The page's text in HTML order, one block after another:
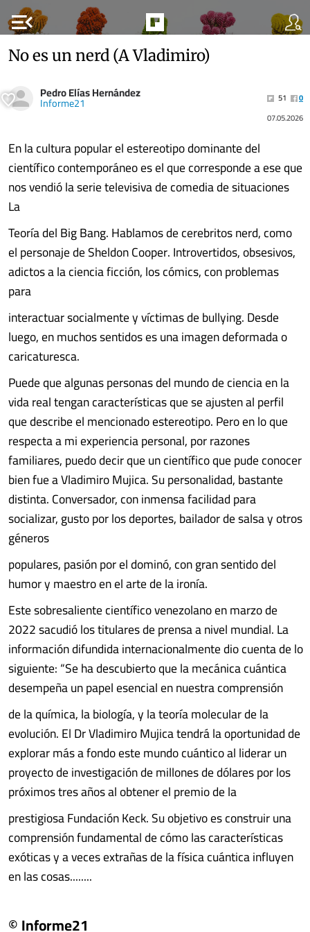
menu_open
No es un nerd (A Vladimiro)
Pedro Elías Hernández
Informe21 51
0
07.05.2026
En la cultura popular el estereotipo dominante del
científico contemporáneo es el que corresponde a ese que
nos vendió la serie televisiva de comedia de situaciones
La
Teoría del Big Bang. Hablamos de cerebritos nerd, como
el personaje de Sheldon Cooper. Introvertidos, obsesivos,
adictos a la ciencia ficción, los cómics, con problemas
para
interactuar socialmente y víctimas de bullying. Desde
luego, en muchos sentidos es una imagen deformada o
caricaturesca.
Puede que algunas personas del mundo de ciencia en la
vida real tengan características que se ajusten al perfil
que describe el mencionado estereotipo. Pero en lo que
respecta a mi experiencia personal, por razones
familiares, puedo decir que un científico que pude conocer
bien fue a Vladimiro Mujica. Su personalidad, bastante
distinta. Conversador, con inmensa facilidad para
socializar, gusto por los deportes, bailador de salsa y otros
géneros
populares, pasión por el dominó, con gran sentido del
humor y maestro en el arte de la ironía.
Este sobresaliente científico venezolano en marzo de
2022 sacudió los titulares de prensa a nivel mundial. La
información difundida internacionalmente dio cuenta de lo
siguiente: “Se ha descubierto que la mecánica cuántica
desempeña un papel esencial en nuestra comprensión
de la química, la biología, y la teoría molecular de la
evolución. El Dr Vladimiro Mujica tendrá la oportunidad de
explorar más a fondo este mundo cuántico al liderar un
proyecto de investigación de millones de dólares por los
próximos tres años al obtener el premio de la
prestigiosa Fundación Keck. Su objetivo es construir una
comprensión fundamental de cómo las características
exóticas y a veces extrañas de la física cuántica influyen
en las cosas........
© Informe21